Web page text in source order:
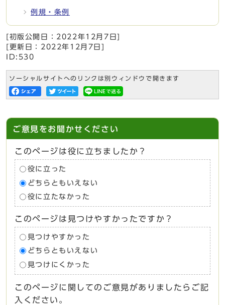
例規・条例
[初版公開日： 2022年12月7日
[更新日： 2022年12月7日
ID:530
ソーシャルサイトへのリンクは別ウィンドウで開きます
ご意見をお聞かせください
このページは役に立ちましたか？
役に立った
どちらともいえない
役に立たなかった
このページは見つけやすかったですか？
見つけやすかった
どちらともいえない
見つけにくかった
このページに関してのご意見がありましたらご記
入ください。